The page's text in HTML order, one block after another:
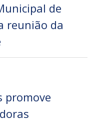
de
reunião da
promove